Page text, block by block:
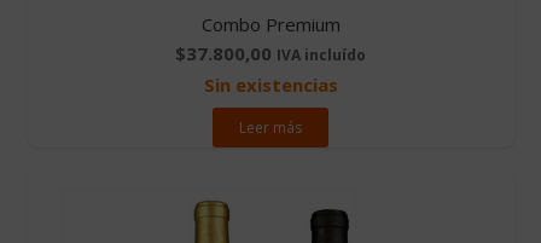
Combo Premium
$37.800,00 IVA incluído
Sin existencias
Leer más